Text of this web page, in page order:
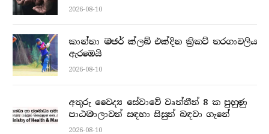
2026-08-10
කාන්තා මජර් ක්ලබ් එක්දින ක්‍රිකට් තරගාවලිය
ඇරඹෙයි
2026-08-10
අතුරු වෛද්‍ය සේවාවේ වෘත්තීන් 8 ක පුහුණු
පාඨමාලාවන් සඳහා සිසුන් බඳවා ගැනේ
2026-08-10